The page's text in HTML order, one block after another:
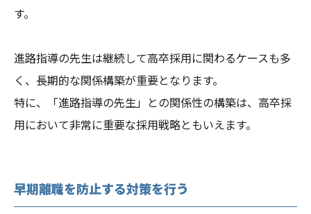
す。
進路指導の先生は継続して高卒採用に関わるケースも多
く、長期的な関係構築が重要となります。
特に、「進路指導の先生」との関係性の構築は、高卒採
用において非常に重要な採用戦略ともいえます。
早期離職を防止する対策を行う